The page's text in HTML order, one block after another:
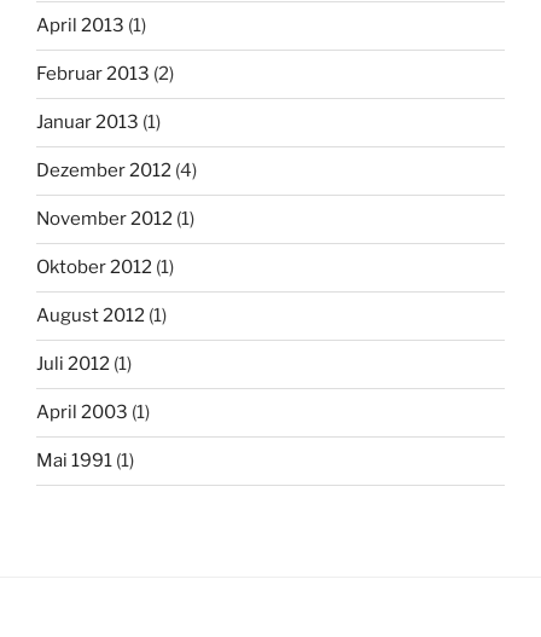
April 2013 (1)
Februar 2013 (2)
Januar 2013 (1)
Dezember 2012 (4)
November 2012 (1)
Oktober 2012 (1)
August 2012 (1)
Juli 2012 (1)
April 2003 (1)
Mai 1991 (1)